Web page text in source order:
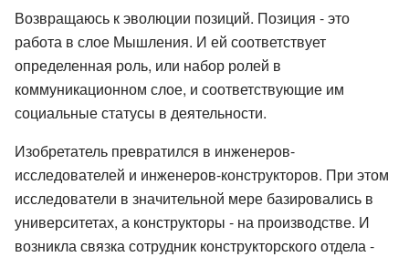
Возвращаюсь к эволюции позиций. Позиция - это
работа в слое Мышления. И ей соответствует
определенная роль, или набор ролей в
коммуникационном слое, и соответствующие им
социальные статусы в деятельности.
Изобретатель превратился в инженеров-
исследователей и инженеров-конструкторов. При этом
исследователи в значительной мере базировались в
университетах, а конструкторы - на производстве. И
возникла связка сотрудник конструкторского отдела -